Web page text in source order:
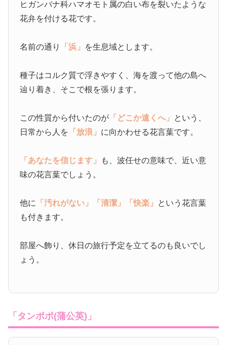
ヒガンバナ科ハマオモト属の白い布を裂いたような
花弁を付ける花です。
名前の通り 「浜」 を生息域とします。
種子はコルク質で浮きやすく、海を渡って他の島へ
辿り着き、そこで根を張ります。
この性質から付いたのが 「どこか遠くへ」 という、
日常から人を 「放浪」 に向かわせる花言葉です。
「あなたを信じます」
も、波任せの意味で、近い意
味の花言葉でしょう。
他に 「汚れがない」 「清潔」 「快楽」 という花言葉
も付きます。
部屋へ飾り、休日の旅行予定を立てるのも良いでし
ょう。
「タンポポ(蒲公英)」